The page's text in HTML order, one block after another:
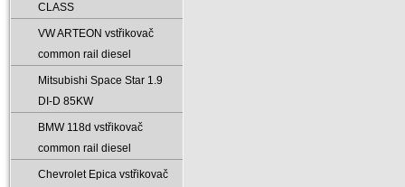
CLASS
VW ARTEON vstřikovač
common rail diesel
Mitsubishi Space Star 1.9
DI-D 85KW
BMW 118d vstřikovač
common rail diesel
Chevrolet Epica vstřikovač